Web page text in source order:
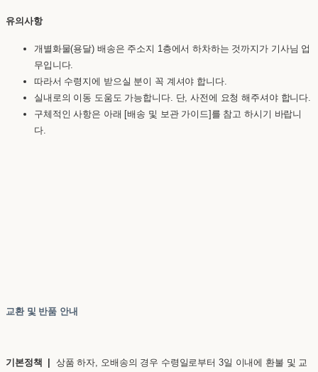
유의사항
개별화물(용달) 배송은 주소지 1층에서 하차하는 것까지가 기사님 업
무입니다.
따라서 수령지에 받으실 분이 꼭 계셔야 합니다.
실내로의 이동 도움도 가능합니다. 단, 사전에 요청 해주셔야 합니다.
구체적인 사항은 아래 [배송 및 보관 가이드]를 참고 하시기 바랍니
다.
교환 및 반품 안내
기본정책 | 상품 하자, 오배송의 경우 수령일로부터 3일 이내에 환불 및 교